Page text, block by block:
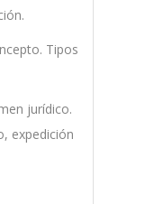
Tipos
jurídico.
expedición